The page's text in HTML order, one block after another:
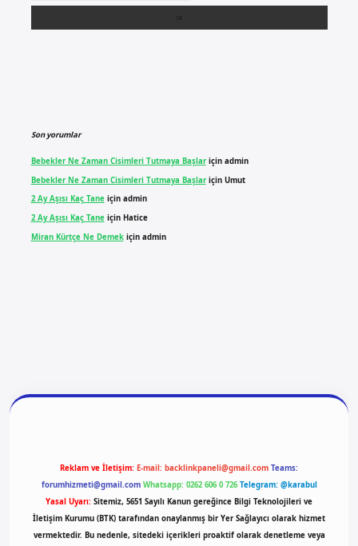
Son yorumlar
Bebekler Ne Zaman Cisimleri Tutmaya Başlariçin admin
Bebekler Ne Zaman Cisimleri Tutmaya Başlariçin Umut
2 Ay Aşısı Kaç Taneiçin admin
2 Ay Aşısı Kaç Taneiçin Hatice
Miran Kürtçe Ne Demekiçin admin
Reklam ve İletişim: E-mail: backlinkpaneli@gmail.com Teams:
forumhizmeti@gmail.com Whatsapp: 0262 606 0 726 Telegram: @karabul
Yasal Uyarı: Sitemiz, 5651 Sayılı Kanun gereğince Bilgi Teknolojileri ve
İletişim Kurumu (BTK) tarafından onaylanmış bir Yer Sağlayıcı olarak hizmet
vermektedir. Bu nedenle, sitedeki içerikleri proaktif olarak denetleme veya